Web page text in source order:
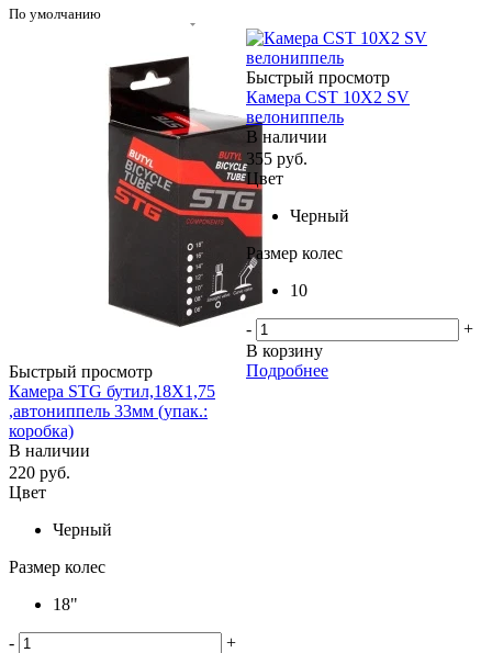
По умолчанию
Быстрый просмотр
Камера STG бутил,18Х1,75
,автониппель 33мм (упак.:
коробка)
В наличии
220 руб.
Цвет
Черный
Размер колес
18"
-
+
Быстрый просмотр
Камера CST 10Х2 SV
велониппель
В наличии
355 руб.
Цвет
Черный
Размер колес
10
-
+
В корзину
Подробнее